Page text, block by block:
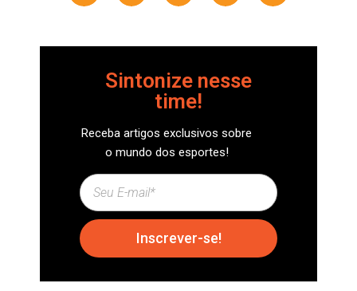
Sintonize nesse
time!
Receba artigos exclusivos sobre
o mundo dos esportes!
Inscrever-se!